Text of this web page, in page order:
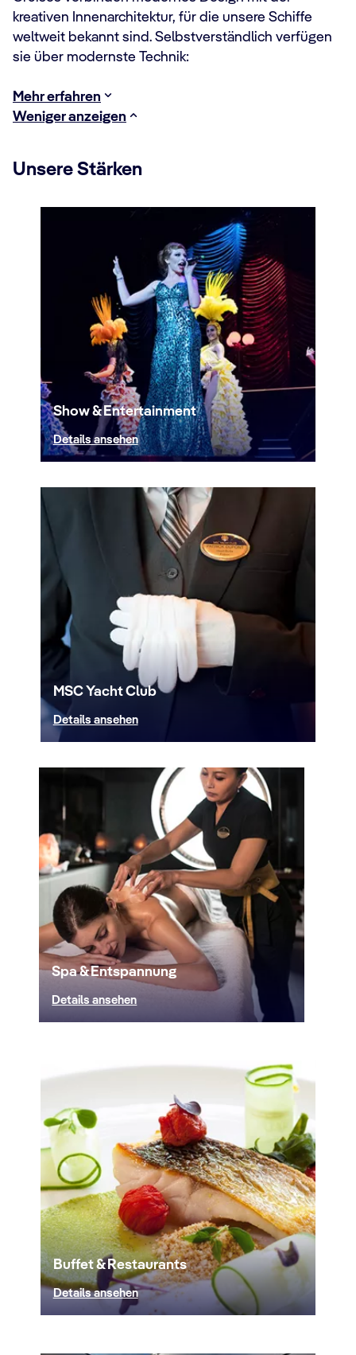
kreativen Innenarchitektur, für die unsere Schiffe
weltweit bekannt sind. Selbstverständlich verfügen
sie über modernste Technik:
Mehr erfahren
Weniger anzeigen
Unsere Stärken
Show & Entertainment
Details ansehen
MSC Yacht Club
Details ansehen
Spa & Entspannung
Details ansehen
Buffet & Restaurants
Details ansehen